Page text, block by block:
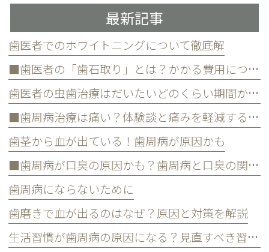
最新記事
歯医者でのホワイトニングについて徹底解
■歯医者の「歯石取り」とは？かかる費用について
歯医者の虫歯治療はだいたいどのくらい期間かかる？
■歯周病治療は痛い？体験談と痛みを軽減する方法
歯茎から血が出ている！歯周病が原因かも
■歯周病が口臭の原因かも？歯周病と口臭の関係について
歯周病にならないために
歯磨きで血が出るのはなぜ？原因と対策を解説
生活習慣が歯周病の原因になる？見直すべき習慣とは？